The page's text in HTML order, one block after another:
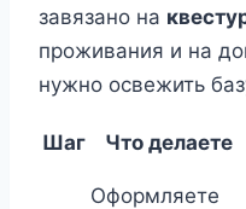
завязано на
проживания и на
нужно освежить
Шаг Что делаете
Оформляете